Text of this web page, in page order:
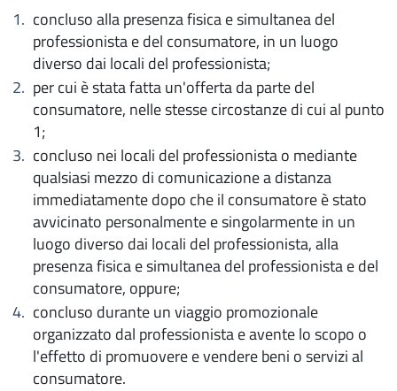
concluso alla presenza fisica e simultanea del
professionista e del consumatore, in un luogo
diverso dai locali del professionista;
per cui è stata fatta un'offerta da parte del
consumatore, nelle stesse circostanze di cui al punto
1;
concluso nei locali del professionista o mediante
qualsiasi mezzo di comunicazione a distanza
immediatamente dopo che il consumatore è stato
avvicinato personalmente e singolarmente in un
luogo diverso dai locali del professionista, alla
presenza fisica e simultanea del professionista e del
consumatore, oppure;
concluso durante un viaggio promozionale
organizzato dal professionista e avente lo scopo o
l'effetto di promuovere e vendere beni o servizi al
consumatore.